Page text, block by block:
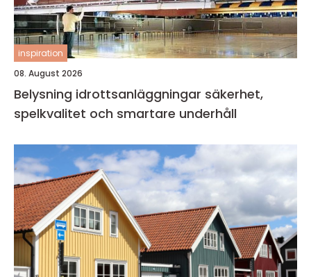
inspiration
08. August 2026
Belysning idrottsanläggningar säkerhet,
spelkvalitet och smartare underhåll